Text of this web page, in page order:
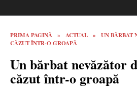
PRIMA PAGINĂ » ACTUAL »
UN BĂRBAT
CĂZUT ÎNTR-O GROAPĂ
Un bărbat nevăzător
căzut într-o groapă